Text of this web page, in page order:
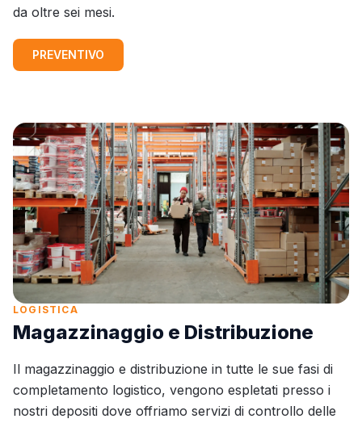
da oltre sei mesi.
PREVENTIVO
LOGISTICA
Magazzinaggio e Distribuzione
Il magazzinaggio e distribuzione in tutte le sue fasi di
completamento logistico, vengono espletati presso i
nostri depositi dove offriamo servizi di controllo delle